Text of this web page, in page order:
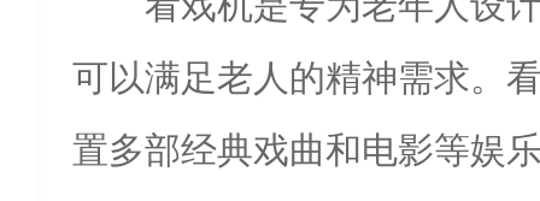
可以满足老人的精神需求。
置多部经典戏曲和电影等娱